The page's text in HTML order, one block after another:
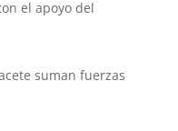
el apoyo del
suman fuerzas